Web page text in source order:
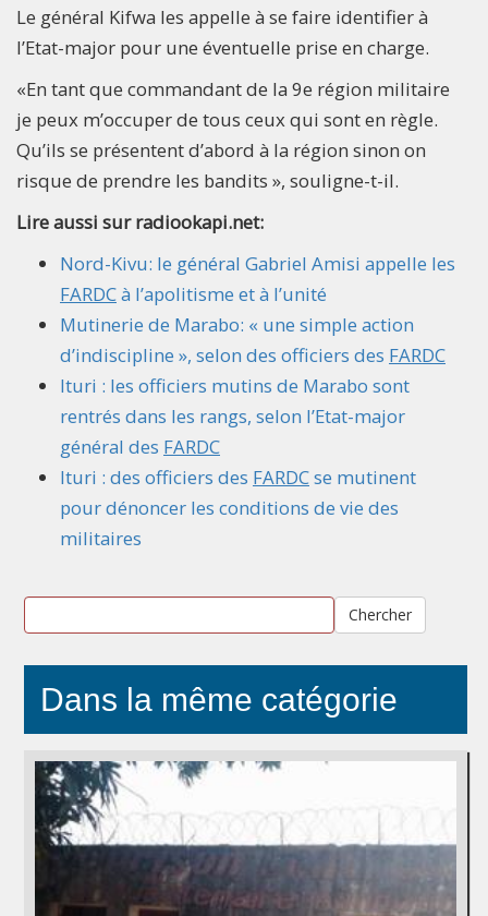
Le général Kifwa les appelle à se faire identifier à
l’Etat-major pour une éventuelle prise en charge.
«En tant que commandant de la 9e région militaire
je peux m’occuper de tous ceux qui sont en règle.
Qu’ils se présentent d’abord à la région sinon on
risque de prendre les bandits », souligne-t-il.
Lire aussi sur radiookapi.net:
Nord-Kivu: le général Gabriel Amisi appelle les
FARDCà l’apolitisme et à l’unité
Mutinerie de Marabo: « une simple action
d’indiscipline », selon des officiers des FARDC
Ituri : les officiers mutins de Marabo sont
rentrés dans les rangs, selon l’Etat-major
général des FARDC
Ituri : des officiers des FARDCse mutinent
pour dénoncer les conditions de vie des
militaires
Chercher
Dans la même catégorie